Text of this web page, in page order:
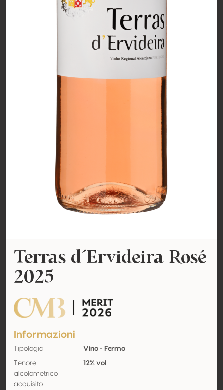
Terras d´Ervideira Rosé
2025
CMB Merit
Informazioni
Tipologia Vino - Fermo
Tenore
alcolometrico
acquisito
12% vol